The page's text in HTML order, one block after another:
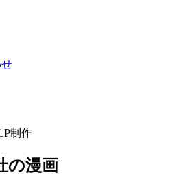
制作
の漫画